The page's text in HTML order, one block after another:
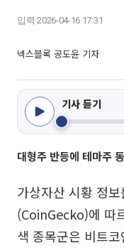
입력 2026-04-16 17:31
넥스블록 공도윤 기자
기사 듣기
대형주 반등에 테마주
가상자산 시황 정
(CoinGecko)에 따
색 종목군은 비트